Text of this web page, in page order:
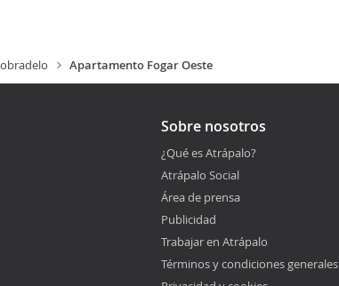
Apartamento Fogar Oeste
Sobre nosotros
¿Qué es Atrápalo?
Atrápalo Social
Área de prensa
Publicidad
Trabajar en Atrápalo
Términos y condiciones generales